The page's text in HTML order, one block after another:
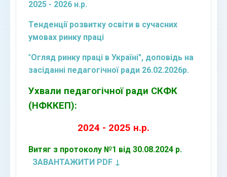
2025 - 2026 н.р.
Тенденції розвитку освіти в сучасних
умовах ринку праці
"Огляд ринку праці в Україні", доповідь на
засіданні педагогічної ради 26.02.2026р.
Ухвали педагогічної ради СКФК
(НФККЕП):
2024 - 2025 н.р.
Витяг з протоколу №1 від 30.08.2024 р.
ЗАВАНТАЖИТИ PDF ↓